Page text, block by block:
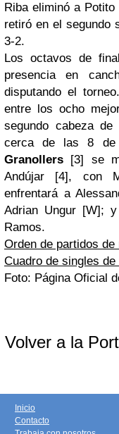
Riba eliminó a
retiró en el segundo
3-2.
Los octavos de
presencia en
disputando el
entre los ocho
segundo cabeza
cerca de las 8 de
Granollers [3] se
Andújar [4], con
enfrentará a
Adrian Ungur [W];
Ramos.
Orden de partidos de
Cuadro de singles
Foto: Página Oficial
Volver a la
Inicio
Contacto